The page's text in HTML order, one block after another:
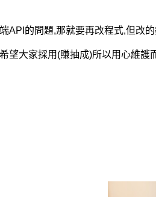
API的問題,那就要再改程式,但改
望大家採用(賺抽成)所以用心維護